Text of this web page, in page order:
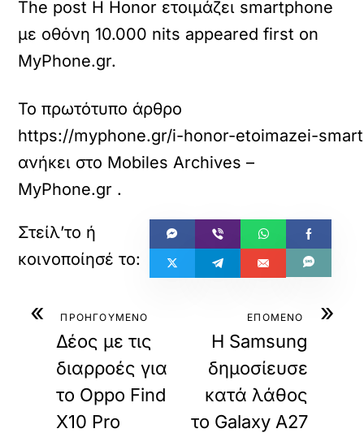
The post Η Honor ετοιμάζει smartphone
με οθόνη 10.000 nits appeared first on
MyPhone.gr.
Το πρωτότυπο άρθρο
https://myphone.gr/i-honor-etoimazei-
ανήκει στο Mobiles Archives –
MyPhone.gr .
« ΠΡΟΗΓΟΥΜΕΝΟ
Δέος με τις
διαρροές για
το Oppo Find
X10 Pro
»
ΕΠΟΜΕΝΟ
Η Samsung
δημοσίευσε
κατά λάθος
το Galaxy A27